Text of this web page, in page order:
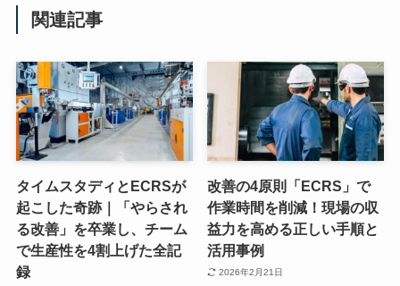
関連記事
タイムスタディとECRSが
起こした奇跡｜「やらされ
る改善」を卒業し、チーム
で生産性を4割上げた全記
録
改善の4原則「ECRS」で
作業時間を削減！現場の収
益力を高める正しい手順と
活用事例
2026年2月21日